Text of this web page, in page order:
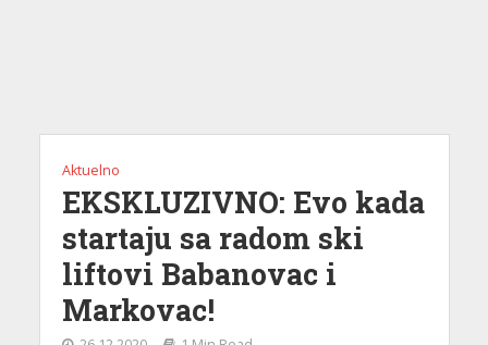
Aktuelno
EKSKLUZIVNO: Evo kada
startaju sa radom ski
liftovi Babanovac i
Markovac!